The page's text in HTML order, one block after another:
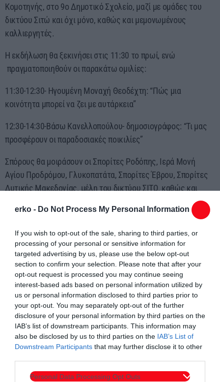
erko - Do Not Process My Personal Information
If you wish to opt-out of the sale, sharing to third parties, or
processing of your personal or sensitive information for
targeted advertising by us, please use the below opt-out
section to confirm your selection. Please note that after your
opt-out request is processed you may continue seeing
interest-based ads based on personal information utilized by
us or personal information disclosed to third parties prior to
your opt-out. You may separately opt-out of the further
disclosure of your personal information by third parties on the
IAB’s list of downstream participants. This information may
also be disclosed by us to third parties on the IAB’s List of
Downstream Participants that may further disclose it to other
Personal Data Processing Opt Outs
Κομοτηνής, στο 9ο Δημοτικό Σχολείο, μαζί με ομάδες του
δικτύου Σιτώ και όχι μόνο, καθώς και μεμονωμένους
καλλιεργητές.
Η εκδήλωση θα ξεκινήσει στις 11:30 το πρωί, ενώ
πραγματοποιηθούν οι παρακάτω ομιλίες:
11:30-12:30- Ηγουμένη Μοναχή Θεοδέχτη: “Πώς μια
κοινότητα μπορεί να ζει με αυτάρκεια”
12:30-14:30-Βάσω Κανελλοπούλου- δημοσιογράφος: “Τι μας
προσφέρουν οι παραδοσιακές ποικιλίες”
Σπόρους θα μοιράσουν οι Σπορίτες Ροδόπης, Ιερά Μονή
Αγίου Προδρόμου, Γλυκοπατάτα, Σπορίτες Έβρου, Σπορίτες
Δυτικής Μακεδονίας, μέλη του δικτύου ΣΙΤΩ, καθώς και
ΝΟΤΑ του Χρήστου Χατζόπουλου
Τα μέλη των Σποριτών προσκαλούν όλους τους φίλους που
ενδιαφέρονται για τις παραδοσιακές ποικιλίες, να έρθουν
στην εκδήλωση για να πάρουν σπόρους για τους ίδιους ή για
να μοιράσουν οι ίδιοι τους δικούς τους.